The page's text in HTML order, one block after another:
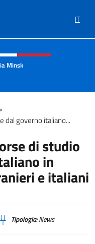
IT
e menù
Minsk
dal governo italiano...
di studio
in
e italiani
Tipologia:News